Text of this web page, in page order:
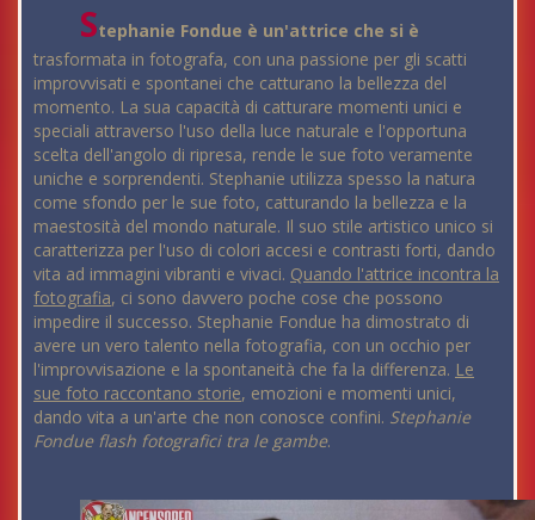
Stephanie Fondue è un'attrice che si è
trasformata in fotografa, con una passione per gli scatti
improvvisati e spontanei che catturano la bellezza del
momento. La sua capacità di catturare momenti unici e
speciali attraverso l'uso della luce naturale e l'opportuna
scelta dell'angolo di ripresa, rende le sue foto veramente
uniche e sorprendenti. Stephanie utilizza spesso la natura
come sfondo per le sue foto, catturando la bellezza e la
maestosità del mondo naturale. Il suo stile artistico unico si
caratterizza per l'uso di colori accesi e contrasti forti, dando
vita ad immagini vibranti e vivaci. Quando l'attrice incontra la
fotografia, ci sono davvero poche cose che possono
impedire il successo. Stephanie Fondue ha dimostrato di
avere un vero talento nella fotografia, con un occhio per
l'improvvisazione e la spontaneità che fa la differenza. Le
sue foto raccontano storie, emozioni e momenti unici,
dando vita a un'arte che non conosce confini. Stephanie
Fondue flash fotografici tra le gambe.